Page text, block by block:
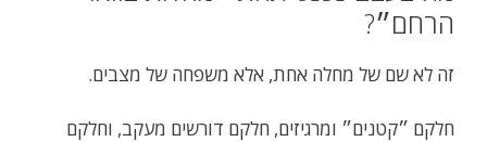
הרחם״?
זה לא שם של מחלה אחת, אלא משפחה של מצבים.
חלקם ״קטנים״ ומרגיזים, חלקם דורשים מעקב, וחלקם